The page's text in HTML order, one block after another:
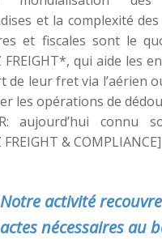
et la complexité
et fiscales sont le
FREIGHT*, qui aide les
de leur fret via l’aérien
les opérations de
aujourd’hui connu
& COMPLIANCE]
Notre activité
actes nécessaires au